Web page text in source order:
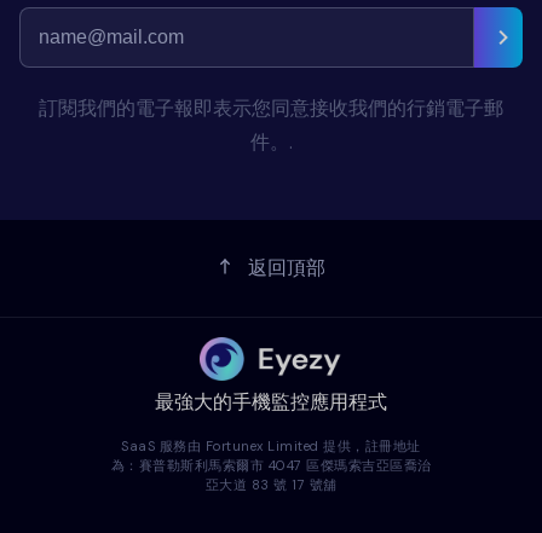
訂閱我們的電子報即表示您同意接收我們的行銷電子郵
件。.
返回頂部
最強大的手機監控應用程式
SaaS 服務由 Fortunex Limited 提供，註冊地址
為：賽普勒斯利馬索爾市 4047 區傑瑪索吉亞區喬治
亞大道 83 號 17 號舖